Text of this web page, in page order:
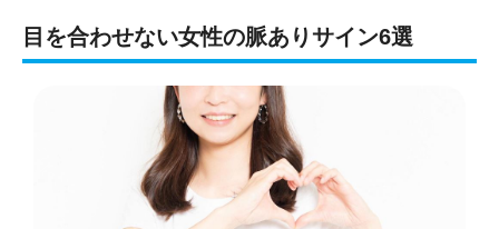
目を合わせない女性の脈ありサイン6選